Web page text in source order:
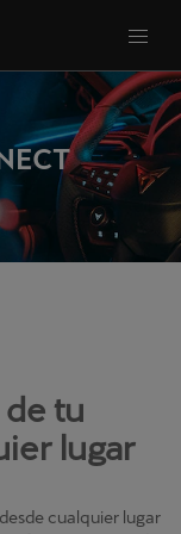
tu
lugar
cualquier lugar